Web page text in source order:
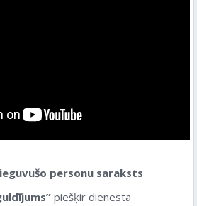
personu saraksts
piešķir dienesta